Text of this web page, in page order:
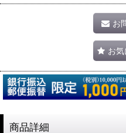
お
お
商品詳細